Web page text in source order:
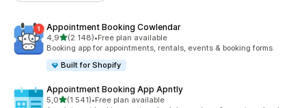
Appointment Booking Cowlendar
4,9na 5 gwiazdek
(2 148)
Łączna liczba recenzji: 2148
•Free plan available
Booking app for appointments, rentals, events & booking forms.
Built for Shopify
Appointment Booking App Apntly
5,0na 5 gwiazdek
(1 541)
Łączna liczba recenzji: 1541
•Free plan available